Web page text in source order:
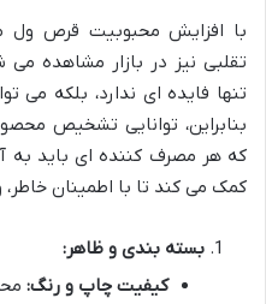
با افزایش محبوبیت قرص ول
تقلبی نیز در بازار مشاهده
تنها فایده ای ندارد، بلکه می
بنابراین، توانایی تشخیص
که هر مصرف کننده ای باید به
کمک می کند تا با اطمینان
بسته بندی و ظاهر:
کیفیت چاپ و رنگ: